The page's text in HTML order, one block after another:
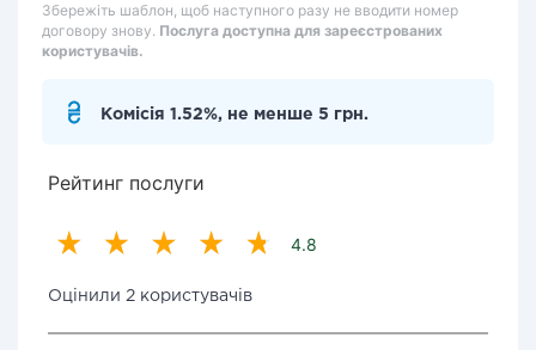
Збережіть шаблон, щоб наступного разу не вводити номер
договору знову. Послуга доступна для зареєстрованих
користувачів.
Комісія 1.52%, не менше 5 грн.
Рейтинг послуги
4.8
Оцінили 2 користувачів